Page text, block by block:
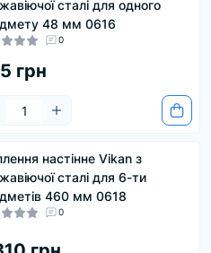
сталі для одного
48 мм 0616
0
грн
настінне Vikan з
сталі для 6-ти
460 мм 0618
0